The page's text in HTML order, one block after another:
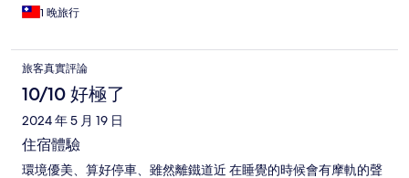
1 晚旅行
旅客真實評論
10/10 好極了
2024 年 5 月 19 日
住宿體驗
環境優美、算好停車、雖然離鐵道近 在睡覺的時候會有摩軌的聲